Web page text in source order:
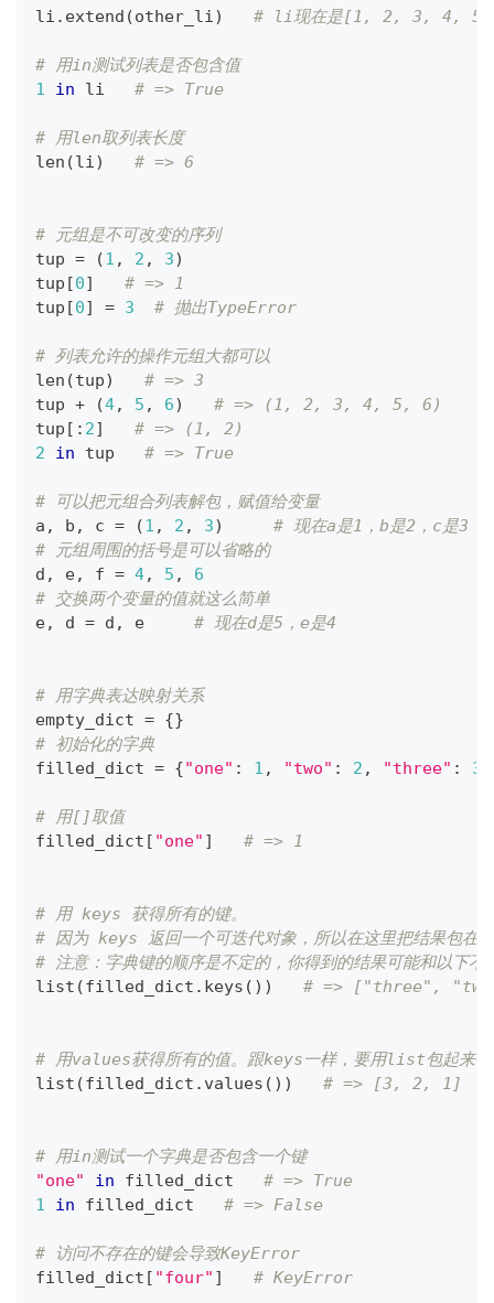
li . extend (other_li) # li现在是[1, 2, 3, 4,
# 用in测试列表是否包含值
1
in li # => True
# 用len取列表长度
len (li) # => 6
# 元组是不可改变的序列
tup = (1 , 2 , 3)
tup [0]
# => 1
tup [0] = 3 # 抛出TypeError
# 列表允许的操作元组大都可以
len (tup)
# => 3
tup + (4, 5 , 6)
# => (1, 2, 3, 4, 5, 6)
tup [ : 2]
# => (1, 2)
2
in tup # => True
# 可以把元组合列表解包，赋值给变量
a , b , c = (1 , 2 , 3)
# 现在a是1，b是2，c是3
# 元组周围的括号是可以省略的
d , e, f = 4, 5 ,
6
# 交换两个变量的值就这么简单
e, d = d , e # 现在d是5，e是4
# 用字典表达映射关系
empty_dict = {}
# 初始化的字典
filled_dict = {"one" : 1 , "two" : 2 , "three" : 3
# 用[]取值
filled_dict [ "one" ] # => 1
# 用 keys 获得所有的键。
# 因为 keys 返回一个可迭代对象，所以在这里把结果包
# 注意：字典键的顺序是不定的，你得到的结果可能和以下不
list (filled_dict . keys ( ) ) # => ["three",
# 用values获得所有的值。跟keys一样，要用list包起来，
list (filled_dict . values ( ) ) # => [3, 2, 1]
# 用in测试一个字典是否包含一个键
"one"
in filled_dict # => True
1
in filled_dict # => False
# 访问不存在的键会导致KeyError
filled_dict [ "four" ] # KeyError